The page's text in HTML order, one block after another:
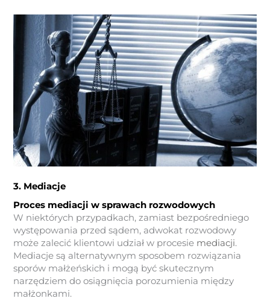
3. Mediacje
Proces mediacji w sprawach rozwodowych
W niektórych przypadkach, zamiast bezpośredniego
występowania przed sądem, adwokat rozwodowy
może zalecić klientowi udział w procesie mediacji.
Mediacje są alternatywnym sposobem rozwiązania
sporów małżeńskich i mogą być skutecznym
narzędziem do osiągnięcia porozumienia między
małżonkami.